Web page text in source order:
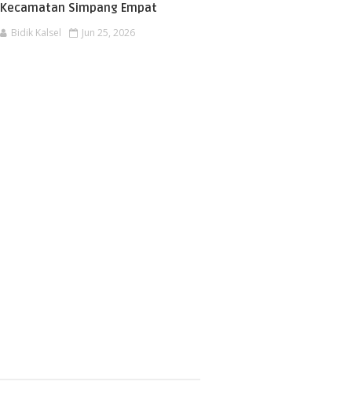
Kecamatan Simpang Empat
Bidik Kalsel Jun 25, 2026